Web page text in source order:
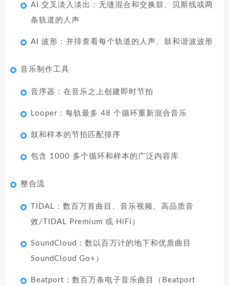
AI 交叉淡入淡出：无缝混合和交换鼓、贝斯线或两
条轨道的人声
AI 波形：并排查看每个轨道的人声、鼓和谐波波形
音乐制作工具
音序器：在音乐之上创建即时节拍
Looper：每轨最多 48 个循环重新混合音乐
鼓和样本的节拍匹配排序
包含 1000 多个循环和样本的广泛内容库
整合流
TIDAL：数百万首曲目、音乐视频、高品质音
效/TIDAL Premium 或 HiFi）
SoundCloud：数以百万计的地下和优质曲目
SoundCloud Go+）
Beatport：数百万条电子音乐曲目（Beatport